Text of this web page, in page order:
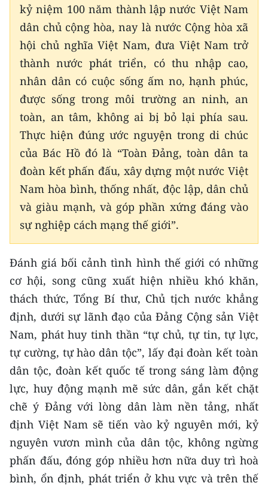
kỷ niệm 100 năm thành lập nước Việt Nam
dân chủ cộng hòa, nay là nước Cộng hòa xã
hội chủ nghĩa Việt Nam, đưa Việt Nam trở
thành nước phát triển, có thu nhập cao,
nhân dân có cuộc sống ấm no, hạnh phúc,
được sống trong môi trường an ninh, an
toàn, an tâm, không ai bị bỏ lại phía sau.
Thực hiện đúng ước nguyện trong di chúc
của Bác Hồ đó là “Toàn Đảng, toàn dân ta
đoàn kết phấn đấu, xây dựng một nước Việt
Nam hòa bình, thống nhất, độc lập, dân chủ
và giàu mạnh, và góp phần xứng đáng vào
sự nghiệp cách mạng thế giới”.
Đánh giá bối cảnh tình hình thế giới có những
cơ hội, song cũng xuất hiện nhiều khó khăn,
thách thức, Tổng Bí thư, Chủ tịch nước khẳng
định, dưới sự lãnh đạo của Đảng Cộng sản Việt
Nam, phát huy tinh thần “tự chủ, tự tin, tự lực,
tự cường, tự hào dân tộc”, lấy đại đoàn kết toàn
dân tộc, đoàn kết quốc tế trong sáng làm động
lực, huy động mạnh mẽ sức dân, gắn kết chặt
chẽ ý Đảng với lòng dân làm nền tảng, nhất
định Việt Nam sẽ tiến vào kỷ nguyên mới, kỷ
nguyên vươn mình của dân tộc, không ngừng
phấn đấu, đóng góp nhiều hơn nữa duy trì hoà
bình, ổn định, phát triển ở khu vực và trên thế